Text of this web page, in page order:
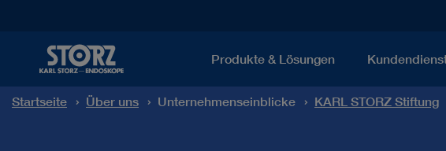
Produkte & Lösungen
Startseite Über uns Unternehmenseinblicke KARL STORZ Stiftung